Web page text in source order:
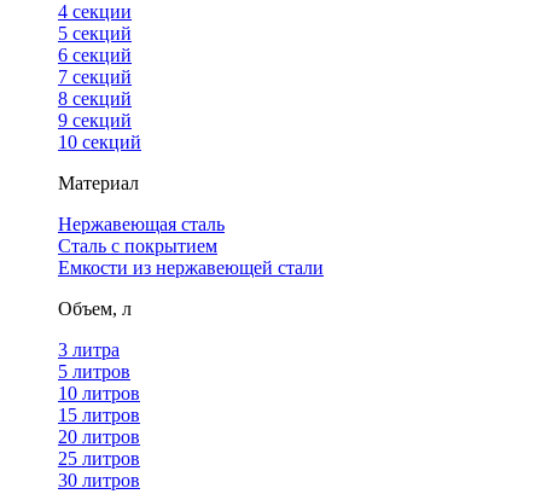
4 cекции
5 секций
6 секций
7 секций
8 секций
9 секций
10 секций
Материал
Нержавеющая сталь
Сталь с покрытием
Емкости из нержавеющей стали
Объем, л
3 литра
5 литров
10 литров
15 литров
20 литров
25 литров
30 литров